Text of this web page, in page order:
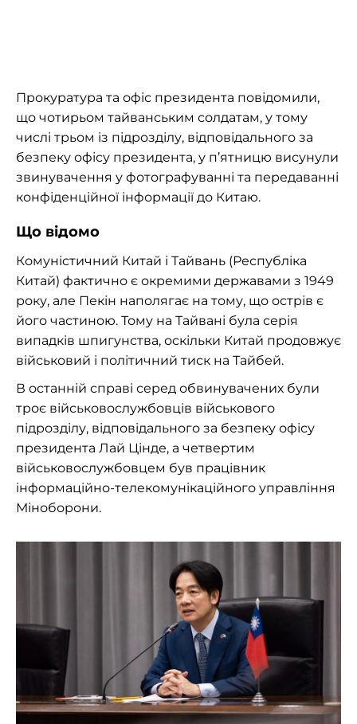
Прокуратура та офіс президента повідомили,
що чотирьом тайванським солдатам, у тому
числі трьом із підрозділу, відповідального за
безпеку офісу президента, у п’ятницю висунули
звинувачення у фотографуванні та передаванні
конфіденційної інформації до Китаю.
Що відомо
Комуністичний Китай і Тайвань (Республіка
Китай) фактично є окремими державами з 1949
року, але Пекін наполягає на тому, що острів є
його частиною. Тому на Тайвані була серія
випадків шпигунства, оскільки Китай продовжує
військовий і політичний тиск на Тайбей.
В останній справі серед обвинувачених були
троє військовослужбовців військового
підрозділу, відповідального за безпеку офісу
президента Лай Цінде, а четвертим
військовослужбовцем був працівник
інформаційно-телекомунікаційного управління
Міноборони.